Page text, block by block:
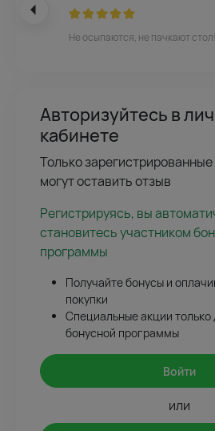
Не осыпаются, не пачкают стол!
Авторизуйтесь в
кабинете
Только
могут оставить отзыв
Регистрируясь, вы
становитесь участником
программы
Получайте бонусы и
покупки
Специальные акции только
бонусной программы
Войти
или